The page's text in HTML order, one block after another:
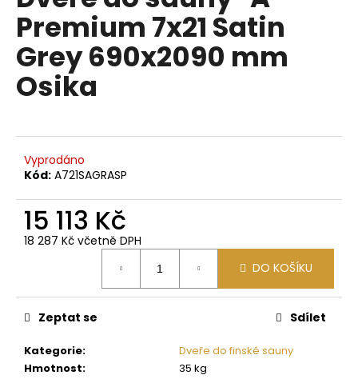
0,0
5
hvězdiček.
Premium 7x21 Satin
Grey 690x2090 mm
Osika
Vyprodáno
Kód: A721SAGRASP
15 113 Kč
18 287 Kč včetně DPH
DO KOŠÍKU
Kategorie:
Dveře do finské sauny
Hmotnost: 35 kg
Zeptat se Sdílet
a
j
í
t
?
o
u
č
u